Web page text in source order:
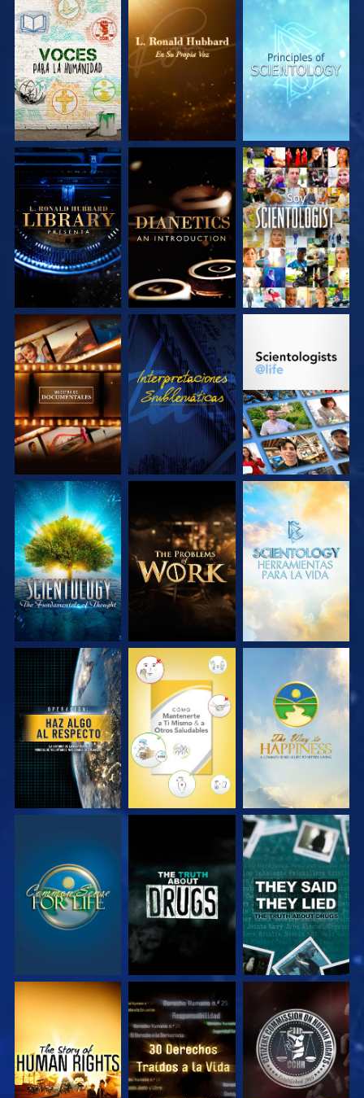
EXPLORA LAS
SERIES
EXPLORA LAS
SERIES
EXPLORA LAS
SERIES
EXPLORA LAS
SERIES
EXPLORA LAS
SERIES
VE
EXPLORA LAS
SERIES
VE
EXPLORA LAS
EXPLORA LAS
SERIES
EXPLORA LAS
SERIES
EXPLORA LAS
SERIES
VE VE VE
VE VE
VE VE VE